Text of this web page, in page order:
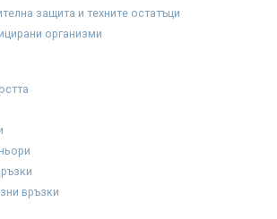
защита и техните остатъци
организми
връзки